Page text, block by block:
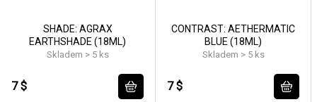
SHADE: AGRAX
EARTHSHADE (18ML)
Skladem > 5 ks
7 $
CONTRAST: AETHERMATIC
BLUE (18ML)
Skladem > 5 ks
7 $